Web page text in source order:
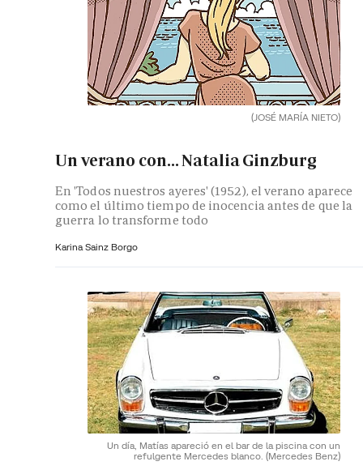
(JOSÉ MARÍA NIETO)
Un verano con... Natalia Ginzburg
En 'Todos nuestros ayeres' (1952), el verano aparece
como el último tiempo de inocencia antes de que la
guerra lo transforme todo
Karina Sainz Borgo
Un día, Matías apareció en el bar de la piscina con un
refulgente Mercedes blanco. (Mercedes Benz)